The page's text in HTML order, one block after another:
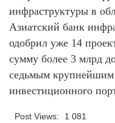
инфраструктуры в
Азиатский банк
одобрил уже 14
сумму более 3 млрд
седьмым крупнейшим
инвестиционного
Post Views: 1 081